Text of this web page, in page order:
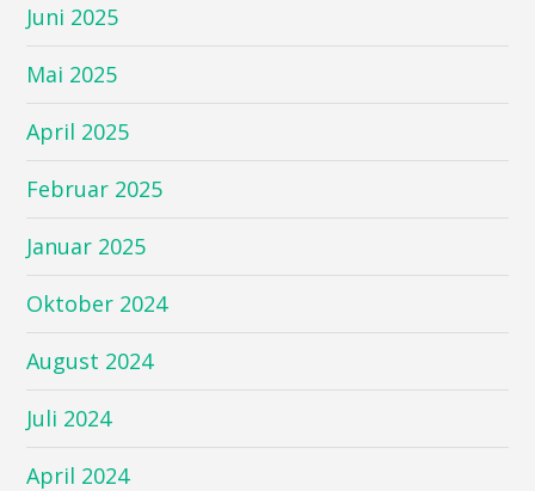
Juni 2025
Mai 2025
April 2025
Februar 2025
Januar 2025
Oktober 2024
August 2024
Juli 2024
April 2024